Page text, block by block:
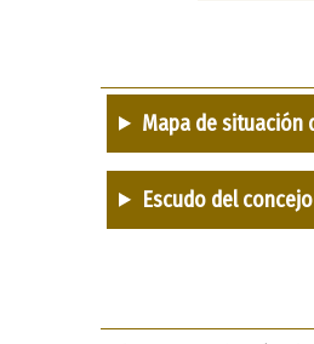
Mapa de situación
Escudo del concejo